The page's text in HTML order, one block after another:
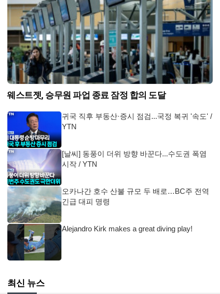
웨스트젯, 승무원 파업 종료 잠정 합의 도달
귀국 직후 부동산·증시 점검...국정 복귀 '속도' /
YTN
[날씨] 동풍이 더위 방향 바꾼다...수도권 폭염
시작 / YTN
오카나간 호수 산불 규모 두 배로…BC주 전역
긴급 대피 명령
Alejandro Kirk makes a great diving play!
최신 뉴스